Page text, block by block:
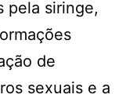
pela siringe,
de
sexuais e a